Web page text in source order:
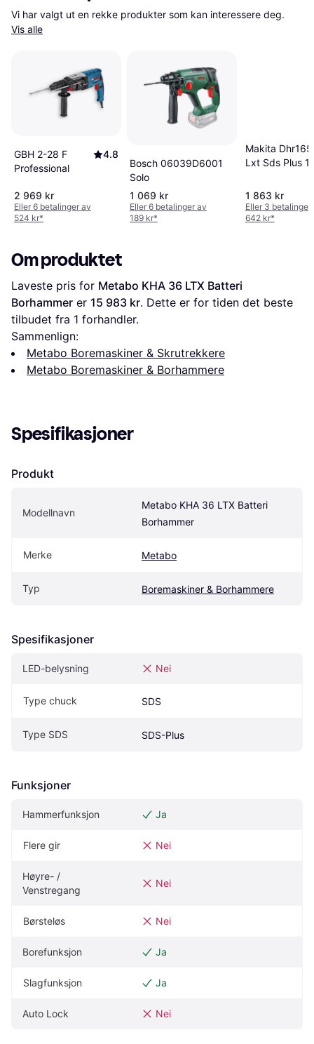
Vis alle
GBH 2-28 F
Professional
4.8
2 969 kr
Eller 6 betalinger av
524 kr*
Bosch 06039D6001
Solo
1 069 kr
Eller 6 betalinger av
189 kr*
Makita
Lxt Sds Plus
1 863 kr
Eller 3 betalinger
642 kr*
Om produktet
Laveste pris for Metabo KHA 36 LTX Batteri
Borhammer er 15 983 kr. Dette er for tiden det beste
tilbudet fra 1 forhandler.
Sammenlign:
Metabo Boremaskiner & Skrutrekkere
Metabo Boremaskiner & Borhammere
Spesifikasjoner
Produkt
Modellnavn
Metabo KHA 36 LTX Batteri
Borhammer
Merke Metabo
Typ Boremaskiner & Borhammere
Spesifikasjoner
LED-belysning Nei
Type chuck SDS
Type SDS SDS-Plus
Funksjoner
Hammerfunksjon Ja
Flere gir Nei
Høyre- /
Venstregang
Nei
Børsteløs Nei
Borefunksjon Ja
Slagfunksjon Ja
Auto Lock Nei